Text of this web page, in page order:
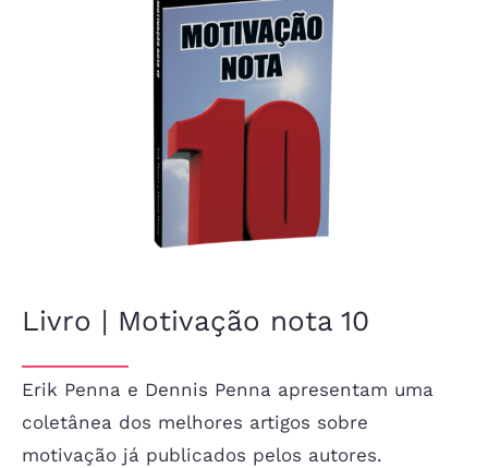
Livro | Motivação nota 10
Erik Penna e Dennis Penna apresentam uma
coletânea dos melhores artigos sobre
motivação já publicados pelos autores.